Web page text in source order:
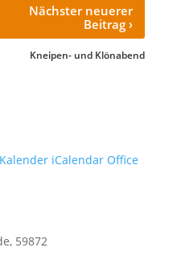
Nächster neuerer
Beitrag›
Kneipen- und Klönabend
iCalendar Office
59872